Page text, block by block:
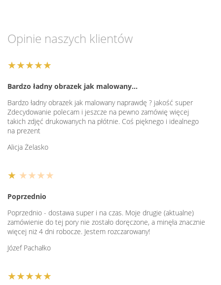
Opinie naszych klientów
★★★★★
Bardzo ładny obrazek jak malowany…
Bardzo ładny obrazek jak malowany naprawdę ? jakość super
Zdecydowanie polecam i jeszcze na pewno zamówię więcej
takich zdjęć drukowanych na płótnie. Coś pięknego i idealnego
na prezent
Alicja Żelasko
★ ★★★★
Poprzednio
Poprzednio - dostawa super i na czas. Moje drugie (aktualne)
zamówienie do tej pory nie zostało doręczone, a minęła znacznie
więcej niż 4 dni robocze. Jestem rozczarowany!
Józef Pachałko
★★★★★